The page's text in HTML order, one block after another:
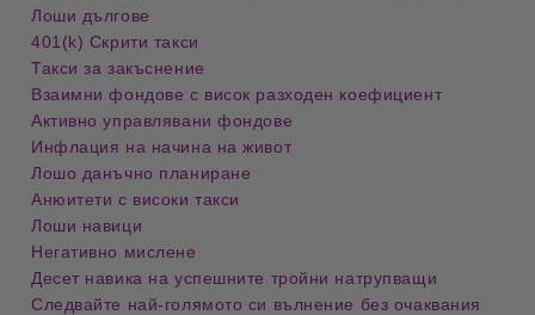
Лоши дългове
401(k) Скрити такси
Такси за закъснение
Взаимни фондове с висок разходен коефициент
Активно управлявани фондове
Инфлация на начина на живот
Лошо данъчно планиране
Анюитети с високи такси
Лоши навици
Негативно мислене
Десет навика на успешните тройни натрупващи
Следвайте най-голямото си вълнение без очаквания